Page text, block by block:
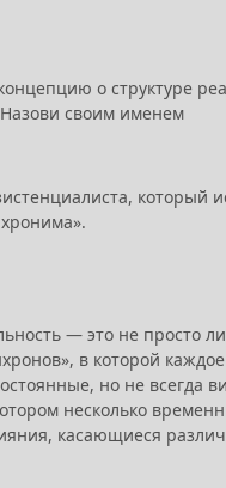
о структуре
своим именем
который
— это не просто
в которой
но не всегда
несколько
касающиеся